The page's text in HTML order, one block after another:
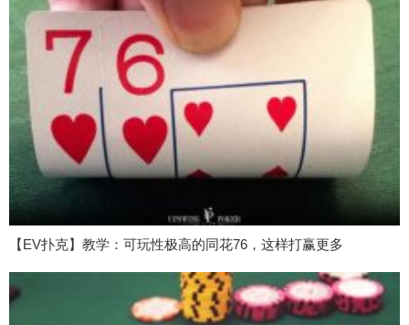
【EV扑克】教学：可玩性极高的同花76，这样打赢更多